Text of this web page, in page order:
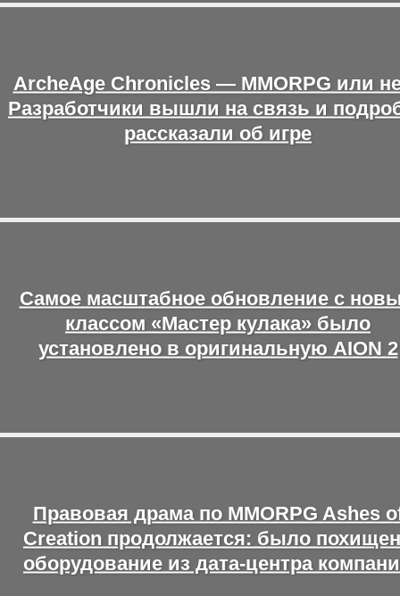
ArcheAge Chronicles — MMORPG или
Разработчики вышли на связь и
рассказали об игре
Самое масштабное обновление с
классом «Мастер кулака» было
установлено в оригинальную AION 2
Правовая драма по MMORPG Ashes
Creation продолжается: было
оборудование из дата-центра